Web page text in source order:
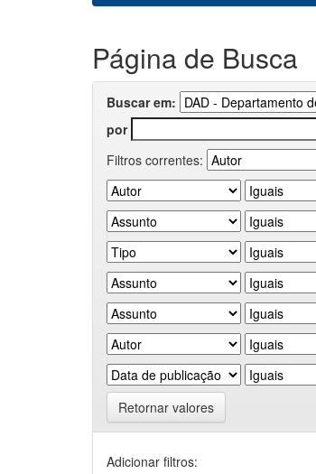
Página de Busca
Buscar em:
por
Filtros correntes:
Retornar valores
Adicionar filtros: